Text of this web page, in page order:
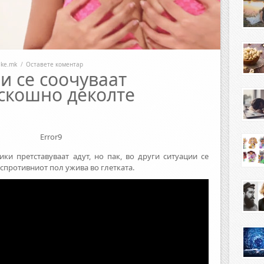
/ Оставете коментар
се соочуваат
деколте
Error9
претставуваат адут, но пак, во други ситуации се
пол ужива во глетката.